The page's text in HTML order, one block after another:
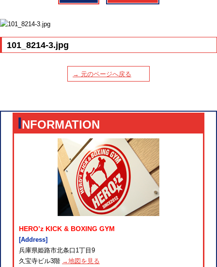
101_8214-3.jpg
→ 元のページへ戻る
INFORMATION
HERO’z KICK & BOXING GYM
[Address]
兵庫県姫路市北条口1丁目9
久宝寺ビル3階 →地図を見る